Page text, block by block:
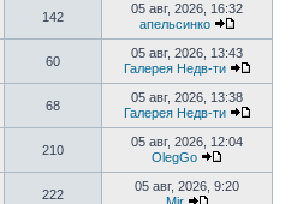
142
05 авг, 2026, 16:32
апельсинко
Перейти
к
60
05 авг, 2026, 13:43
Галерея Недв-ти
Перейти
68
05 авг, 2026, 13:38
Галерея Недв-ти
Перейти
210
05 авг, 2026, 12:04
OlegGo
Перейти
к
222
05 авг, 2026, 9:20